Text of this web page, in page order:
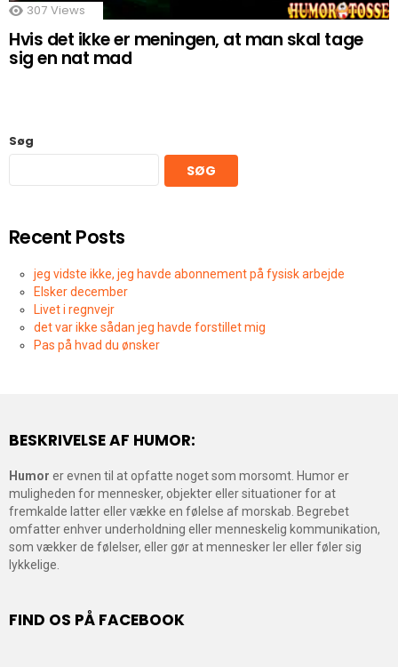
307 Views
Hvis det ikke er meningen, at man skal tage
sig en nat mad
Søg
SØG
Recent Posts
jeg vidste ikke, jeg havde abonnement på fysisk arbejde
Elsker december
Livet i regnvejr
det var ikke sådan jeg havde forstillet mig
Pas på hvad du ønsker
BESKRIVELSE AF HUMOR:
Humor er evnen til at opfatte noget som morsomt. Humor er
muligheden for mennesker, objekter eller situationer for at
fremkalde latter eller vække en følelse af morskab. Begrebet
omfatter enhver underholdning eller menneskelig kommunikation,
som vækker de følelser, eller gør at mennesker ler eller føler sig
lykkelige.
FIND OS PÅ FACEBOOK